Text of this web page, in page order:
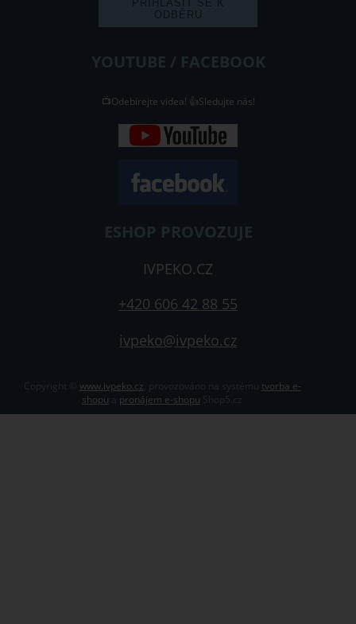
YOUTUBE / FACEBOOK
📺Odebírejte videa! 👍Sledujte nás!
ESHOP PROVOZUJE
IVPEKO.CZ
+420 606 42 88 55
ivpeko@ivpeko.cz
Copyright © www.ivpeko.cz
tvorba e-
shopu
pronájem e-shopu